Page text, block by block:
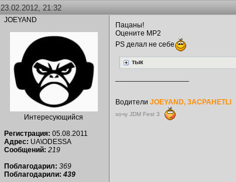
23.02.2012, 21:32
JOEYAND
Интересующийся
Регистрация: 05.08.2011
Адрес: UA\ODESSA
Сообщений: 219
Поблагодарил: 369
Поблагодарили: 439
Пацаны!
Оцените МР2
PS делал не себе
тык
Водители JOEYAND, 3ACPAHETLI
хочу JDM Fest 3